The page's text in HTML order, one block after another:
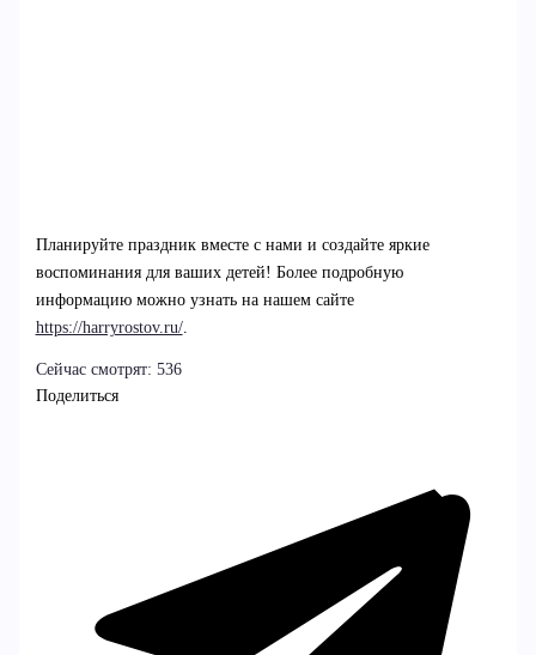
Планируйте праздник вместе с нами и создайте яркие
воспоминания для ваших детей! Более подробную
информацию можно узнать на нашем сайте
https://harryrostov.ru/.
Сейчас смотрят: 536
Поделиться